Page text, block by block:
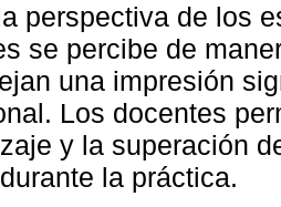
perspectiva de los
se percibe de
una impresión
Los docentes
y la superación
la práctica.